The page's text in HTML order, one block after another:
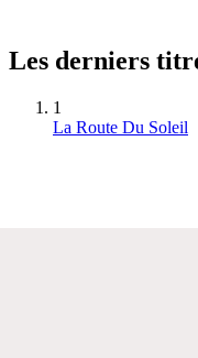
Les derniers
1
La Route Du Soleil